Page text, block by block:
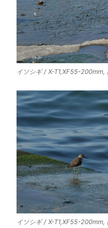
イソシギ / X-T1,XF55-200mm,
イソシギ / X-T1,XF55-200mm,